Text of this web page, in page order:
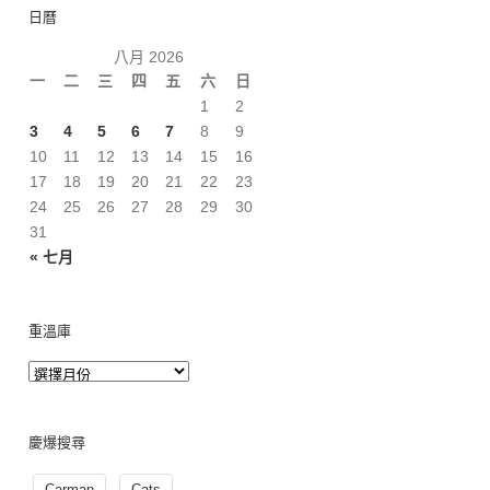
日曆
八月 2026
一
二 三 四 五 六 日
« 七月
1
2
3
4 5 6 7 8
9
10
11 12 13 14 15
16
17
18 19 20 21 22
23
24
25 26 27 28 29
30
31
重溫庫
慶爆搜尋